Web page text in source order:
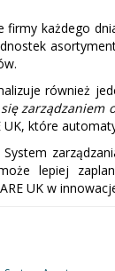
firmy każdego
również
zarządzaniem
UK, które
System
lepiej
UK w